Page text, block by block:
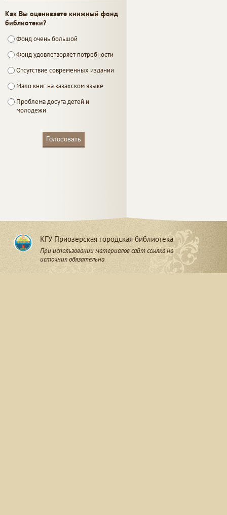
Как Вы оцениваете книжный фонд
библиотеки?
Фонд очень большой
Фонд удовлетворяет потребности
Отсутствие современных издании
Мало книг на казахском языке
Проблема досуга детей и
молодежи
Голосовать
КГУ Приозерская городская библиотека
При использовании материалов сайт ссылка на
источник обязательна